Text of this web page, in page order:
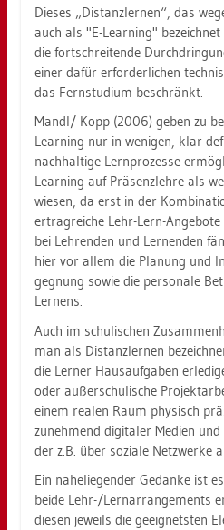
Die­ses „Dis­tanz­ler­nen“, das
auch als "E-Learning"
die fort­schrei­ten­de
einer dafür er­for­der­li­chen
das Fern­stu­di­um be­schränkt.
Mandl/ Kopp (2006) geben zu
Learning nur in we­ni­gen, klar
nach­hal­ti­ge Lern­pro­zes­se
Learning auf Prä­senz­leh­re als
wie­sen, da erst in der
er­trag­rei­che Lehr-Lern-
bei Leh­ren­den und Ler­nen­den
hier vor allem die Pla­nung und
geg­nung sowie die per­so­na­le
Ler­nens.
Auch im schu­li­schen
man als Dis­tanz­ler­nen
die Ler­ner Haus­auf­ga­ben
oder au­ßer­schu­li­sche
einem rea­len Raum phy­sisch
zu­neh­mend di­gi­ta­ler Me­di­en
der z.B. über so­zia­le Netz­wer­ke
Ein na­he­lie­gen­der Ge­dan­ke ist
beide Lehr-/Ler­nar­ran­ge­ments
die­sen je­weils die ge­eig­nets­ten